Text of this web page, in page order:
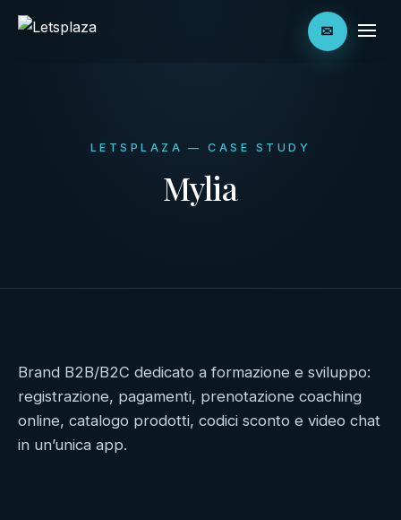
✉
LETSPLAZA — CASE STUDY
Mylia
Sintesi
del
Brand B2B/B2C dedicato a formazione e sviluppo:
registrazione, pagamenti, prenotazione coaching
online, catalogo prodotti, codici sconto e video chat
in un’unica app.